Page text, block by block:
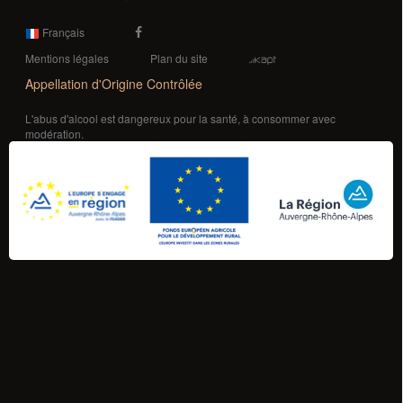
Français
Mentions légales
Plan du site
Appellation d'Origine Contrôlée
L'abus d'alcool est dangereux pour la santé, à consommer avec
modération.